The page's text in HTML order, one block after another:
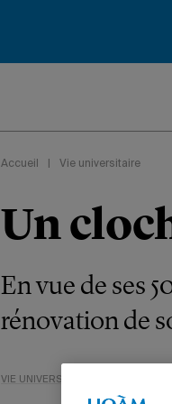
Accueil Vie universitaire
Un
En vue de ses
rénovation de
VIE UNIVERSITAIRE